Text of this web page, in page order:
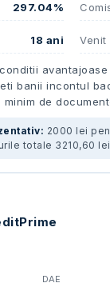
297.04%
18 ani Venit
banii incontul
de
2000 lei
totale 3210,60
DAE